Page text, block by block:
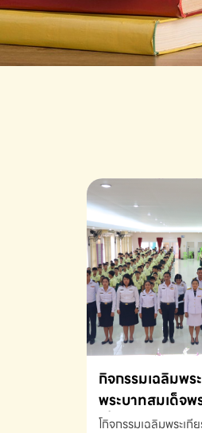
กิจกรรมเฉลิมพร
พระบาทสมเด็จพ
เนื่องในโอกาสวั
โกิจกรรมเฉลิมพระเกี